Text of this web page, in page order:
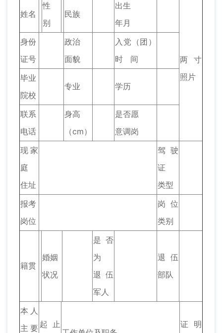
姓名
性
别
民族
出生
年月
两寸
照片
身份
证号
政治
面貌
入党（团）
时 间
毕业
院校
专业 学历
联系
电话
身高
（cm）
是否愿
意调岗
现家
庭
住址
驾驶
证
类型
报考
岗位
岗位
类别
籍贯
婚姻
状况
是否
为
退伍
军人
退伍
部队
本人
主要 起止
证明